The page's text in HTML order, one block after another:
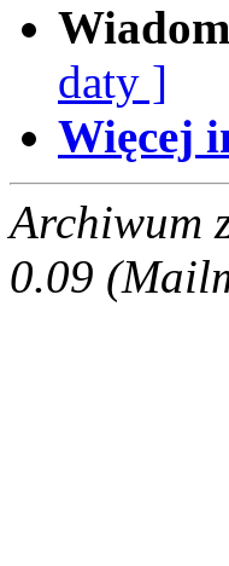
daty ]
Więcej
Archiwum
0.09